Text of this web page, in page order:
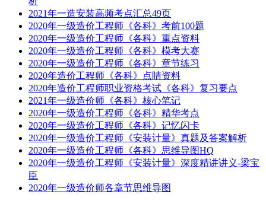
2021年一造安装高频考点汇总49页
2020年一级造价工程师《各科》考前100题
2020年一级造价工程师《各科》重点资料
2020年一级造价工程师《各科》模考大赛
2020年一级造价工程师《各科》章节练习
2020年造价工程师《各科》点睛资料
2020年造价工程师职业资格考试《各科》复习要点
2021年一级造价师《各科》核心笔记
2020年一级造价工程师《各科》精华考点
2020年一级造价工程师《各科》记忆闪卡
2020年一级造价工程师《安装计量》真题及答案解析
2020年一级造价工程师《各科》思维导图HQ
2020年一级造价工程师《安装计量》深度精讲讲义-梁宝
臣
2020年一级造价师各章节思维导图